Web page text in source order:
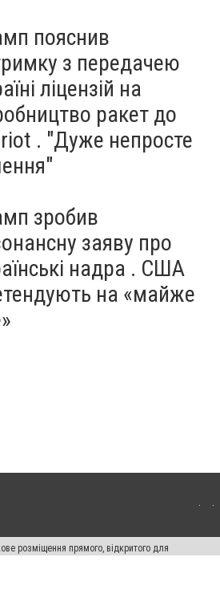
пояснив
з передачею
ліцензій на
ракет до
. "Дуже непросте
зробив
заяву про
надра . США
на «майже
розміщення прямого, відкритого для